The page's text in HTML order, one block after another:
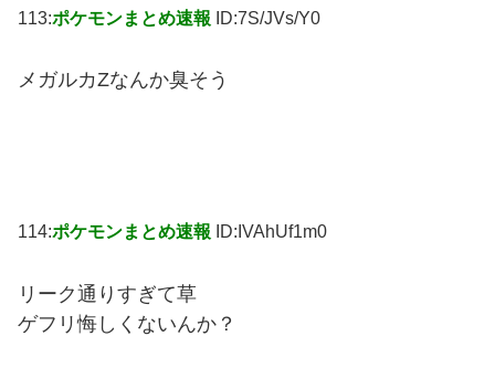
113:ポケモンまとめ速報 ID:7S/JVs/Y0
メガルカZなんか臭そう
114:ポケモンまとめ速報 ID:IVAhUf1m0
リーク通りすぎて草
ゲフリ悔しくないんか？